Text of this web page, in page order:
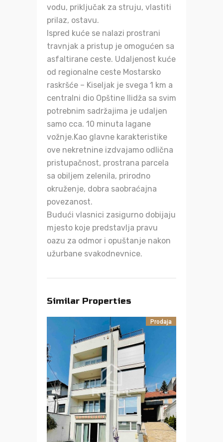
vodu, priključak za struju, vlastiti
prilaz, ostavu.
Ispred kuće se nalazi prostrani
travnjak a pristup je omogućen sa
asfaltirane ceste. Udaljenost kuće
od regionalne ceste Mostarsko
raskršće – Kiseljak je svega 1 km a
centralni dio Opštine Ilidža sa svim
potrebnim sadržajima je udaljen
samo cca. 10 minuta lagane
vožnje.Kao glavne karakteristike
ove nekretnine izdvajamo odlična
pristupačnost, prostrana parcela
sa obiljem zelenila, prirodno
okruženje, dobra saobraćajna
povezanost.
Budući vlasnici zasigurno dobijaju
mjesto koje predstavlja pravu
oazu za odmor i opuštanje nakon
užurbane svakodnevnice.
Similar Properties
Prodaja